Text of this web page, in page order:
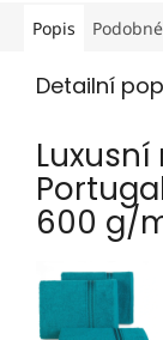
Popis
Detailní
600 g/